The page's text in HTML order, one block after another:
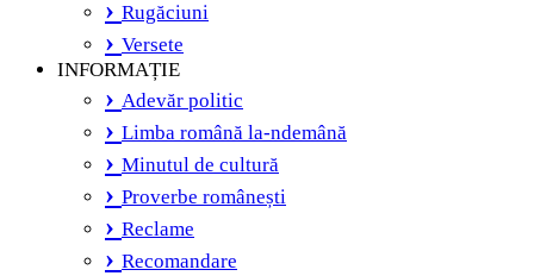
Rugăciuni
Versete
INFORMAȚIE
Adevăr politic
Limba română la-ndemână
Minutul de cultură
Proverbe românești
Reclame
Recomandare